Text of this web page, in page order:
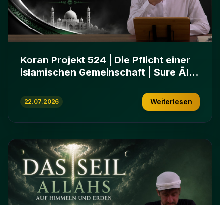
Koran Projekt 524 | Die Pflicht einer
islamischen Gemeinschaft | Sure Āl
ʿImrān 103-112
22.07.2026 Weiterlesen